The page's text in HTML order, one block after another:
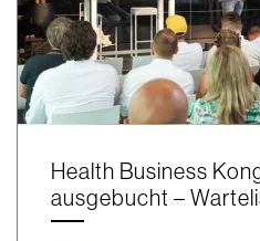
Health Business
ausgebucht –